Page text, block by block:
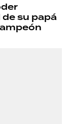
su papá